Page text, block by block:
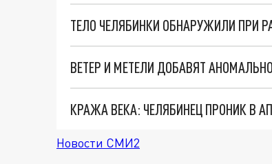
ТЕЛО ЧЕЛЯБИНКИ ОБНАРУЖИЛИ ПРИ
ВЕТЕР И МЕТЕЛИ ДОБАВЯТ
КРАЖА ВЕКА: ЧЕЛЯБИНЕЦ ПРОНИК В
Новости СМИ2